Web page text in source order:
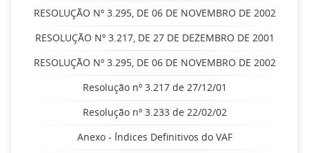
RESOLUÇÃO Nº 3.295, DE 06 DE NOVEMBRO DE 2002
RESOLUÇÃO Nº 3.217, DE 27 DE DEZEMBRO DE 2001
RESOLUÇÃO Nº 3.295, DE 06 DE NOVEMBRO DE 2002
Resolução nº 3.217 de 27/12/01
Resolução nº 3.233 de 22/02/02
Anexo - Índices Definitivos do VAF